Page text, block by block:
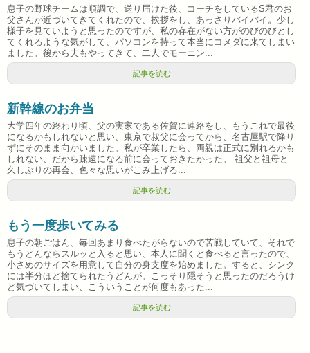
息子の野球チームは順調で、送り届けた後、コーチをしているS君のお
父さんが近づいてきてくれたので、挨拶をし、あっさりバイバイ。少し
様子を見ていようと思ったのですが、私の存在がない方がのびのびとし
てくれるような気がして、パソコンを持って本当にコメダに来てしまい
ました。後から夫もやってきて、二人でモーニン...
記事を読む
新幹線のお弁当
大学四年の終わり頃、父の実家である佐賀に連絡をし、もうこれで最後
になるかもしれないと思い、東京で叔父に会ってから、名古屋駅で降り
ずにそのまま向かいました。私が卒業したら、両親は正式に別れるかも
しれない、だから疎遠になる前に会っておきたかった。 祖父と祖母と
久しぶりの再会、色々な思いがこみ上げる...
記事を読む
もう一度歩いてみる
息子の朝ごはん、毎回あまり食べたがらないので苦戦していて、それで
もうどんならスルッと入ると思い、本人に聞くと食べると言ったので、
小さめのサイズを用意して自分の身支度を始めました。すると、シンク
には半分ほど捨てられたうどんが。こっそり隠そうと思ったのだろうけ
ど気づいてしまい、こういうことが何度もあった...
記事を読む